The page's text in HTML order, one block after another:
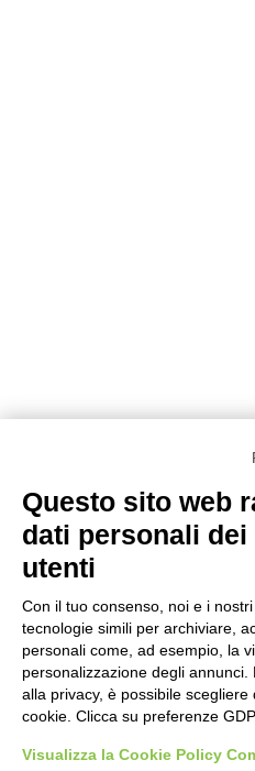
Prodotti
InterniSmalti per Interni/Esterni
Dichiarazioni CamChi siamo
Questo sito web
dati personali
utenti
Con il tuo consenso, noi e i
tecnologie simili per archiviare,
personali come, ad esempio, la
personalizzazione degli
alla privacy, è possibile
cookie. Clicca su preferenze
Visualizza la Cookie Policy